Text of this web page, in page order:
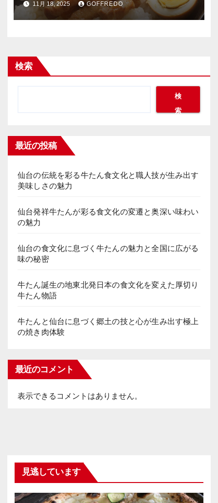
11月 18, 2025 GOFFREDO
検索
検
索
最近の投稿
仙台の伝統を彩る牛たん食文化と職人技が生み出す
美味しさの魅力
仙台発祥牛たんが彩る食文化の変遷と奥深い味わい
の魅力
仙台の食文化に息づく牛たんの魅力と全国に広がる
味の秘密
牛たん誕生の地東北発日本の食文化を変えた厚切り
牛たん物語
牛たんと仙台に息づく郷土の技と心が生み出す極上
の焼き肉体験
最近のコメント
表示できるコメントはありません。
見逃しています